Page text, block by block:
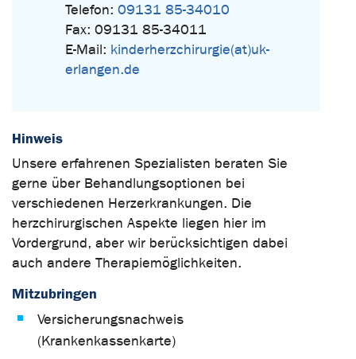
Telefon:09131 85-34010
Fax: 09131 85-34011
E-Mail: kinderherzchirurgie(at)uk-
erlangen.de
Hinweis
Unsere erfahrenen Spezialisten beraten Sie
gerne über Behandlungsoptionen bei
verschiedenen Herzerkrankungen. Die
herzchirurgischen Aspekte liegen hier im
Vordergrund, aber wir berücksichtigen dabei
auch andere Therapiemöglichkeiten.
Mitzubringen
Versicherungsnachweis
(Krankenkassenkarte)